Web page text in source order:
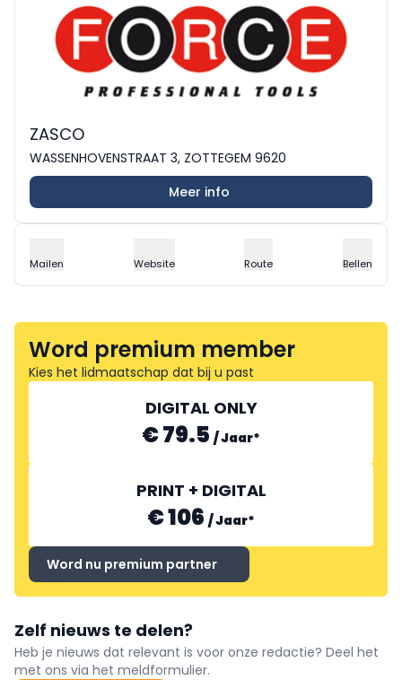
ZASCO
WASSENHOVENSTRAAT 3, ZOTTEGEM 9620
Meer info
Mailen Website Route Bellen
Word premium member
Kies het lidmaatschap dat bij u past
DIGITAL ONLY
€ 79.5 /Jaar*
PRINT + DIGITAL
€ 106 /Jaar*
Word nu premium partner
Zelf nieuws te delen?
Heb je nieuws dat relevant is voor onze redactie? Deel het
met ons via het meldformulier.